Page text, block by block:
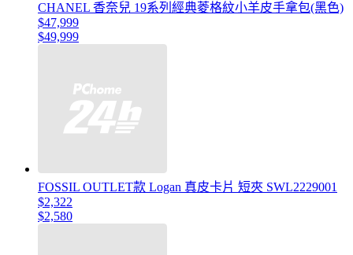
CHANEL 香奈兒 19系列經典菱格紋小羊皮手拿包(黑色)
$47,999
$49,999
FOSSIL OUTLET款 Logan 真皮卡片 短夾 SWL2229001
$2,322
$2,580